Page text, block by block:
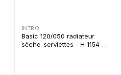
INTRO
Basic 120/050 radiateur
sèche-serviettes - H 1154 x